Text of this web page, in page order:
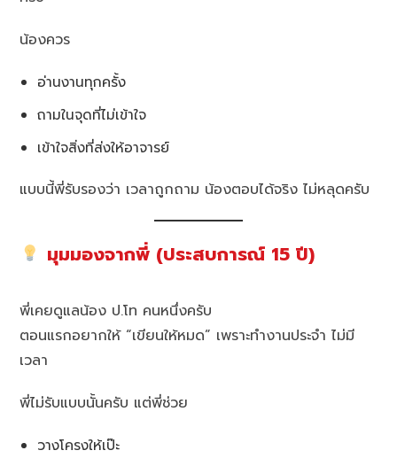
น้องควร
อ่านงานทุกครั้ง
ถามในจุดที่ไม่เข้าใจ
เข้าใจสิ่งที่ส่งให้อาจารย์
แบบนี้พี่รับรองว่า เวลาถูกถาม น้องตอบได้จริง ไม่หลุดครับ
มุมมองจากพี่ (ประสบการณ์ 15 ปี)
พี่เคยดูแลน้อง ป.โท คนหนึ่งครับ
ตอนแรกอยากให้ “เขียนให้หมด” เพราะทำงานประจำ ไม่มี
เวลา
พี่ไม่รับแบบนั้นครับ แต่พี่ช่วย
วางโครงให้เป๊ะ